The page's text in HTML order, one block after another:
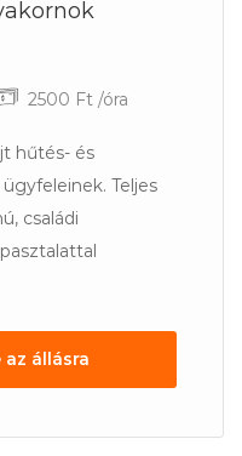
2500 Ft /óra
hűtés- és
Teljes
családi
állásra